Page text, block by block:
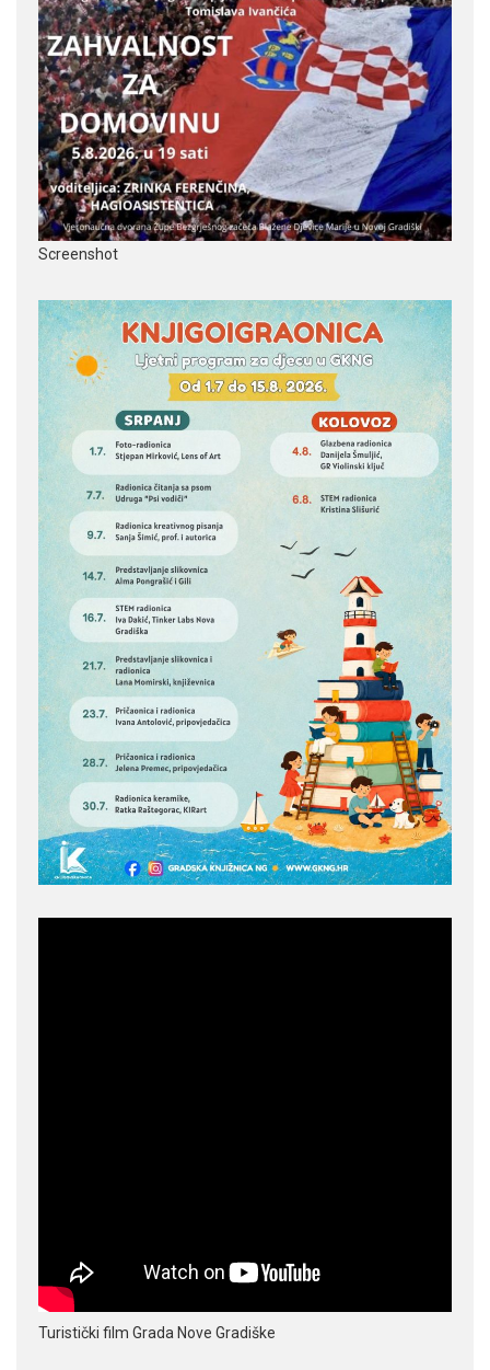
Screenshot
Turistički film Grada Nove Gradiške